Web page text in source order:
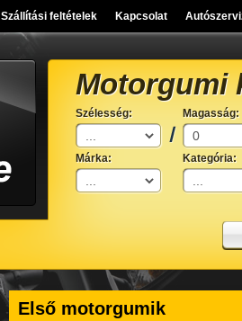
Szállítási feltételek Kapcsolat
Motorgumi
Szélesség: Magasság:
Márka: Kategória:
Első motorgumik